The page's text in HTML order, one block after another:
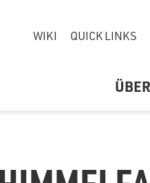
WIKI QUICK LINKS